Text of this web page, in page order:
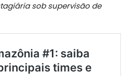
sob supervisão de